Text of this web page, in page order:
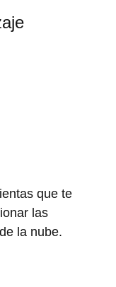
que te
las
la nube.